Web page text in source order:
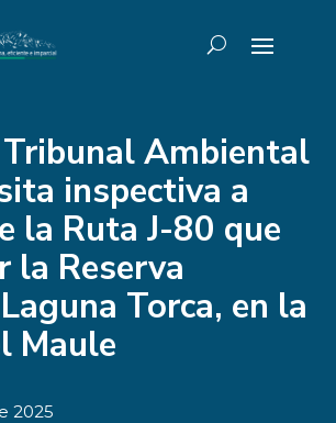
Ambiental
inspectiva a
la Ruta J-80 que
la Reserva
Torca, en la
Maule
2025